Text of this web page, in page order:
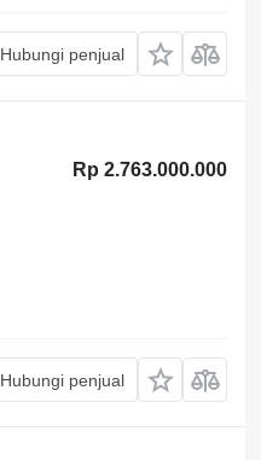
Hubungi penjual
Rp 2.763.000.000
Hubungi penjual